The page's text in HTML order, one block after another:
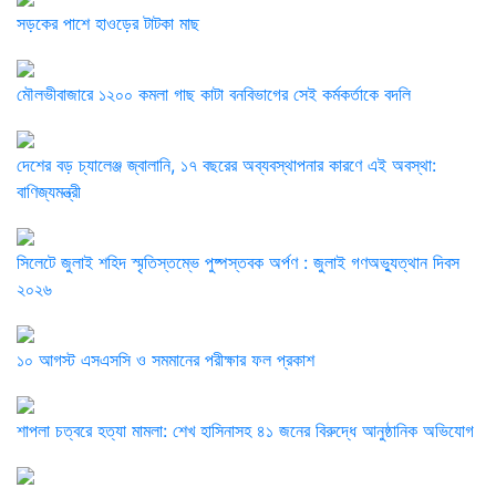
সড়কের পাশে হাওড়ের টাটকা মাছ
মৌলভীবাজারে ১২০০ কমলা গাছ কাটা বনবিভাগের সেই কর্মকর্তাকে বদলি
দেশের বড় চ্যালেঞ্জ জ্বালানি, ১৭ বছরের অব্যবস্থাপনার কারণে এই অবস্থা:
বাণিজ্যমন্ত্রী
সিলেটে জুলাই শহিদ স্মৃতিস্তম্ভে পুষ্পস্তবক অর্পণ : জুলাই গণঅভ্যুত্থান দিবস
২০২৬
১০ আগস্ট এসএসসি ও সমমানের পরীক্ষার ফল প্রকাশ
শাপলা চত্বরে হত্যা মামলা: শেখ হাসিনাসহ ৪১ জনের বিরুদ্ধে আনুষ্ঠানিক অভিযোগ